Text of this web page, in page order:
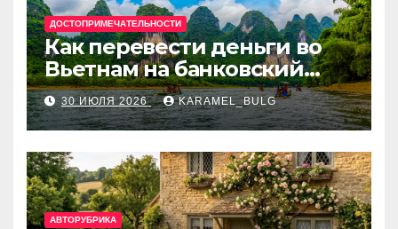
ДОСТОПРИМЕЧАТЕЛЬНОСТИ
Как перевести деньги во
Вьетнам на банковский
счёт: VietcomBank, BIDV,
Techcombank и другие
банки
30 ИЮЛЯ 2026 KARAMEL_BULG
АВТОРУБРИКА